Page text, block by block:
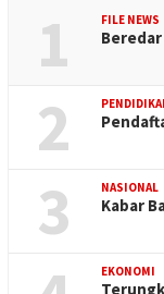
1 FILE NEWS
2
3 NASIONAL
Kabar
EKONOMI